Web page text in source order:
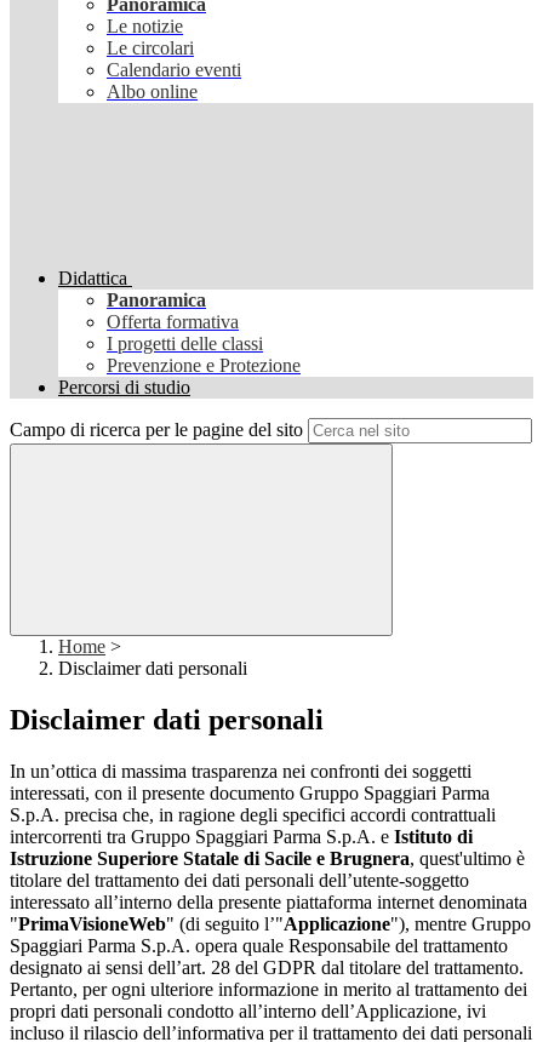
Panoramica
Le notizie
Le circolari
Calendario eventi
Albo online
Didattica
Panoramica
Offerta formativa
I progetti delle classi
Prevenzione e Protezione
Percorsi di studio
Campo di ricerca per le pagine del sito
Home >
Disclaimer dati personali
Disclaimer dati personali
In un’ottica di massima trasparenza nei confronti dei soggetti
interessati, con il presente documento Gruppo Spaggiari Parma
S.p.A. precisa che, in ragione degli specifici accordi contrattuali
intercorrenti tra Gruppo Spaggiari Parma S.p.A. e Istituto di
Istruzione Superiore Statale di Sacile e Brugnera, quest'ultimo è
titolare del trattamento dei dati personali dell’utente-soggetto
interessato all’interno della presente piattaforma internet denominata
"PrimaVisioneWeb" (di seguito l’"Applicazione"), mentre Gruppo
Spaggiari Parma S.p.A. opera quale Responsabile del trattamento
designato ai sensi dell’art. 28 del GDPR dal titolare del trattamento.
Pertanto, per ogni ulteriore informazione in merito al trattamento dei
propri dati personali condotto all’interno dell’Applicazione, ivi
incluso il rilascio dell’informativa per il trattamento dei dati personali